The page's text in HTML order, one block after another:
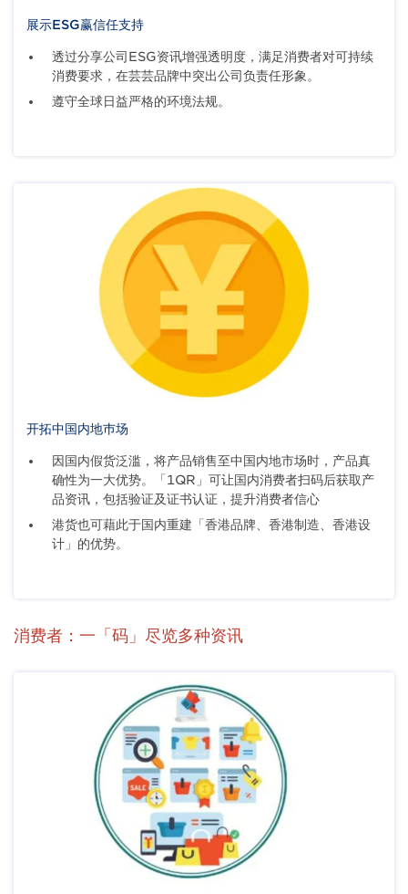
展示ESG赢信任支持
透过分享公司ESG资讯增强透明度，满足消费者对可持续
消费要求，在芸芸品牌中突出公司负责任形象。
遵守全球日益严格的环境法规。
开拓中国内地巿场
因国内假货泛滥，将产品销售至中国内地市场时，产品真
确性为一大优势。「1QR」可让国内消费者扫码后获取产
品资讯，包括验证及证书认证，提升消费者信心
港货也可藉此于国内重建「香港品牌、香港制造、香港设
计」的优势。
Body
消费者：一「码」尽览多种资讯